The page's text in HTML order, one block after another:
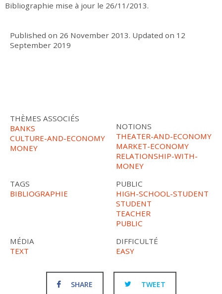
Bibliographie mise à jour le 26/11/2013.
Published on 26 November 2013. Updated on 12
September 2019
THÈMES ASSOCIÉS
BANKS
CULTURE-AND-ECONOMY
MONEY
NOTIONS
THEATER-AND-ECONOMY
MARKET-ECONOMY
RELATIONSHIP-WITH-
MONEY
TAGS
BIBLIOGRAPHIE
PUBLIC
HIGH-SCHOOL-STUDENT
STUDENT
TEACHER
PUBLIC
MÉDIA
TEXT
DIFFICULTÉ
EASY
SHARE TWEET